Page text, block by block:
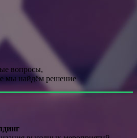
вопросы,
мы найдём решение